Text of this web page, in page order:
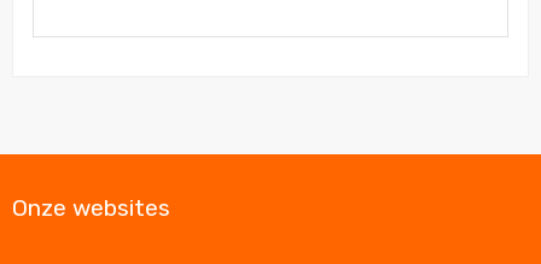
Onze websites